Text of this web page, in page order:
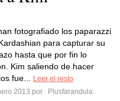
fotografiado los paparazzi
para capturar su
hasta que por fin lo
Kim saliendo de hacer
fue...
Leer el resto
2013 por
Plusfarandula